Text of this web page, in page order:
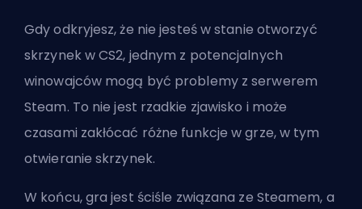
Gdy odkryjesz, że nie jesteś w stanie otworzyć
skrzynek w CS2, jednym z potencjalnych
winowajców mogą być problemy z serwerem
Steam. To nie jest rzadkie zjawisko i może
czasami zakłócać różne funkcje w grze, w tym
otwieranie skrzynek.
W końcu, gra jest ściśle związana ze Steamem, a